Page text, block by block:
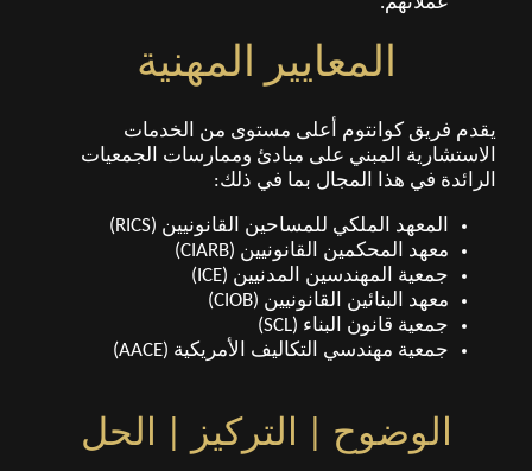
المعايير المهنية
يقدم فريق كوانتوم أعلى مستوى من الخدمات
الاستشارية المبني على مبادئ وممارسات الجمعيات
الرائدة في هذا المجال بما في ذلك:
المعهد الملكي للمساحين القانونيين (RICS)
معهد المحكمين القانونيين (CIARB)
جمعية المهندسين المدنيين (ICE)
معهد البنائين القانونيين (CIOB)
جمعية قانون البناء (SCL)
جمعية مهندسي التكاليف الأمريكية (AACE)
الوضوح | التركيز | الحل